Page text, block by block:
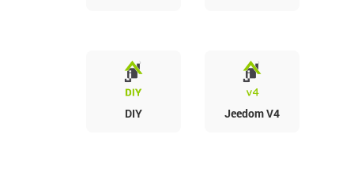
DIY Jeedom V4